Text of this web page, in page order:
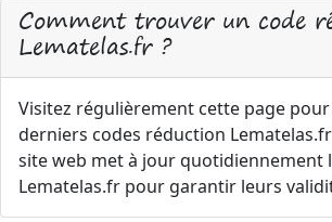
Comment trouver un code
Lematelas.fr ?
Visitez régulièrement cette page
derniers codes réduction
site web met à jour quotidiennement
Lematelas.fr pour garantir leurs